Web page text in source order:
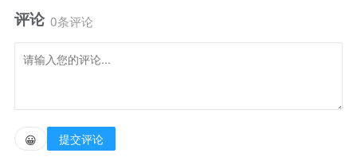
在他想要跳河一了百了之时却获得了音乐系统，发现自
己竟然还拥有着一幅可以媲美巨星的天籁歌喉！ 行
吧，既然老天都这么看好，那我江侃就换一种活法，换
评论 0条评论
😀 提交评论